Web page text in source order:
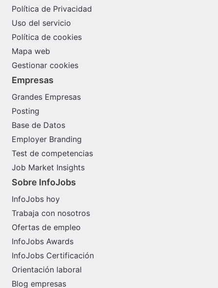
Política de Privacidad
Uso del servicio
Política de cookies
Mapa web
Gestionar cookies
Empresas
Grandes Empresas
Posting
Base de Datos
Employer Branding
Test de competencias
Job Market Insights
Sobre InfoJobs
InfoJobs hoy
Trabaja con nosotros
Ofertas de empleo
InfoJobs Awards
InfoJobs Certificación
Orientación laboral
Blog empresas